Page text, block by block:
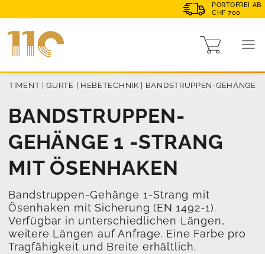
PORTOFREI AB
CHF 700
|GURTE | HEBETECHNIK | BANDSTRUPPEN-GEHÄNGE
BANDSTRUPPEN-
GEHÄNGE 1 -STRANG
MIT ÖSENHAKEN
Bandstruppen-Gehänge 1-Strang mit
Ösenhaken mit Sicherung (EN 1492-1).
Verfügbar in unterschiedlichen Längen,
weitere Längen auf Anfrage. Eine Farbe pro
Tragfähigkeit und Breite erhältlich.